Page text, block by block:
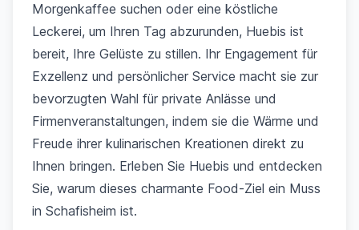
Morgenkaffee suchen oder eine köstliche
Leckerei, um Ihren Tag abzurunden, Huebis ist
bereit, Ihre Gelüste zu stillen. Ihr Engagement für
Exzellenz und persönlicher Service macht sie zur
bevorzugten Wahl für private Anlässe und
Firmenveranstaltungen, indem sie die Wärme und
Freude ihrer kulinarischen Kreationen direkt zu
Ihnen bringen. Erleben Sie Huebis und entdecken
Sie, warum dieses charmante Food-Ziel ein Muss
in Schafisheim ist.